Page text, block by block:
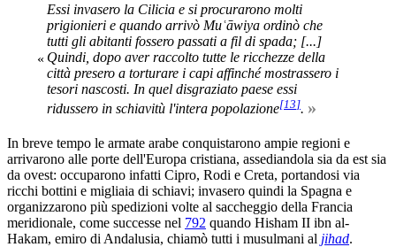
«
Essi invasero la Cilicia e si procurarono molti
prigionieri e quando arrivò Muʿāwiya ordinò che
tutti gli abitanti fossero passati a fil di spada; [...]
Quindi, dopo aver raccolto tutte le ricchezze della
città presero a torturare i capi affinché mostrassero i
tesori nascosti. In quel disgraziato paese essi
ridussero in schiavitù l'intera popolazione[13]. »
In breve tempo le armate arabe conquistarono ampie regioni e
arrivarono alle porte dell'Europa cristiana, assediandola sia da est sia
da ovest: occuparono infatti Cipro, Rodi e Creta, portandosi via
ricchi bottini e migliaia di schiavi; invasero quindi la Spagna e
organizzarono più spedizioni volte al saccheggio della Francia
meridionale, come successe nel 792 quando Hisham II ibn al-
Hakam, emiro di Andalusia, chiamò tutti i musulmani al jihad.